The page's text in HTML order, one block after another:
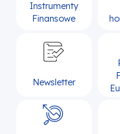
Instrumenty
Finansowe
Newsletter